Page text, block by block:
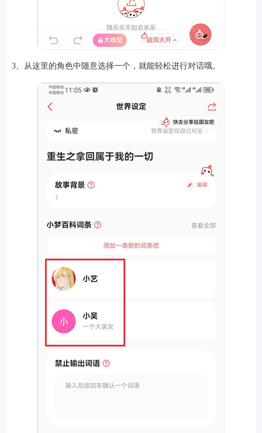
3、从这里的角色中随意选择一个，就能轻松进行对话哦。